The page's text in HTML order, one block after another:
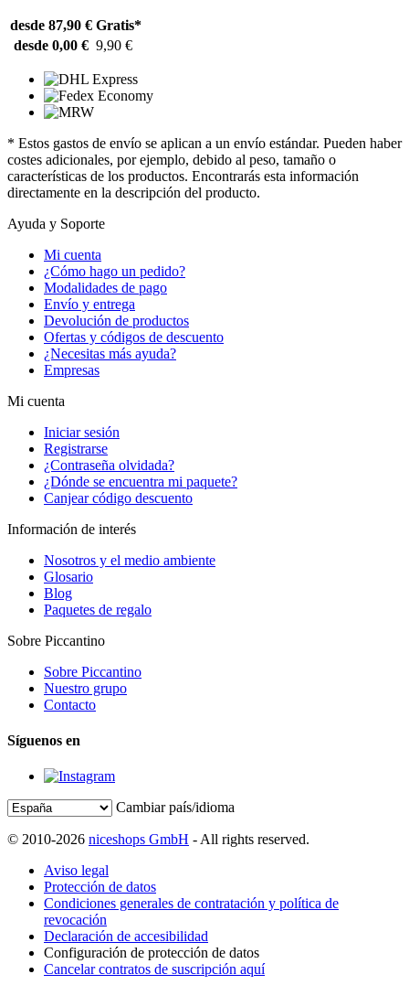
desde 87,90 € Gratis*
desde 0,00 € 9,90 €
* Estos gastos de envío se aplican a un envío estándar. Pueden haber
costes adicionales, por ejemplo, debido al peso, tamaño o
características de los productos. Encontrarás esta información
directamente en la descripción del producto.
Ayuda y Soporte
Mi cuenta
¿Cómo hago un pedido?
Modalidades de pago
Envío y entrega
Devolución de productos
Ofertas y códigos de descuento
¿Necesitas más ayuda?
Empresas
Mi cuenta
Iniciar sesión
Registrarse
¿Contraseña olvidada?
¿Dónde se encuentra mi paquete?
Canjear código descuento
Información de interés
Nosotros y el medio ambiente
Glosario
Blog
Paquetes de regalo
Sobre Piccantino
Sobre Piccantino
Nuestro grupo
Contacto
Síguenos en
Cambiar país/idioma
© 2010-2026 niceshops GmbH - All rights reserved.
Aviso legal
Protección de datos
Condiciones generales de contratación y política de
revocación
Declaración de accesibilidad
Configuración de protección de datos
Cancelar contratos de suscripción aquí